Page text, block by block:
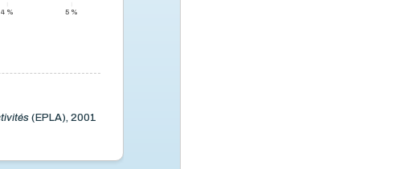
4 % 5 %
(EPLA), 2001